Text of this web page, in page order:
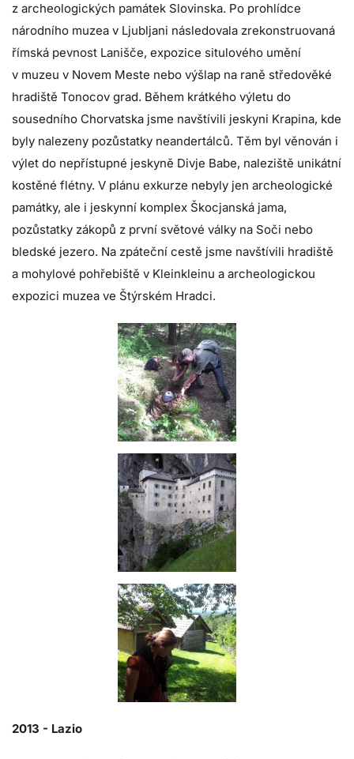
z archeologických památek Slovinska. Po prohlídce
národního muzea v Ljubljani následovala zrekonstruovaná
římská pevnost Lanišče, expozice situlového umění
v muzeu v Novem Meste nebo výšlap na raně středověké
hradiště Tonocov grad. Během krátkého výletu do
sousedního Chorvatska jsme navštívili jeskyni Krapina, kde
byly nalezeny pozůstatky neandertálců. Těm byl věnován i
výlet do nepřístupné jeskyně Divje Babe, naleziště unikátní
kostěné flétny. V plánu exkurze nebyly jen archeologické
památky, ale i jeskynní komplex Škocjanská jama,
pozůstatky zákopů z první světové války na Soči nebo
bledské jezero. Na zpáteční cestě jsme navštívili hradiště
a mohylové pohřebiště v Kleinkleinu a archeologickou
expozici muzea ve Štýrském Hradci.
2013 - Lazio